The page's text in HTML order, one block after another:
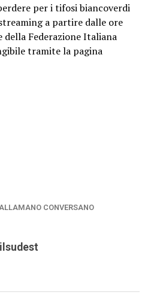
per i tifosi biancoverdi
a partire dalle ore
della Federazione Italiana
tramite la pagina
CONVERSANO